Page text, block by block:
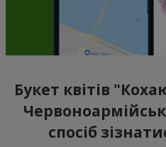
Букет квітів
спосіб